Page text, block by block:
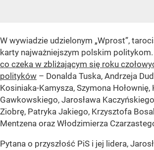
W wywiadzie udzielonym „Wprost”,
karty najważniejszym polskim politykom.
co czeka w zbliżającym się roku
polityków – Donalda Tuska, Andrzeja
Kosiniaka-Kamysza, Szymona
Gawkowskiego, Jarosława
Ziobrę, Patryka Jakiego, Krzysztofa
Mentzena oraz Włodzimierza
Pytana o przyszłość PiS i jej lidera,